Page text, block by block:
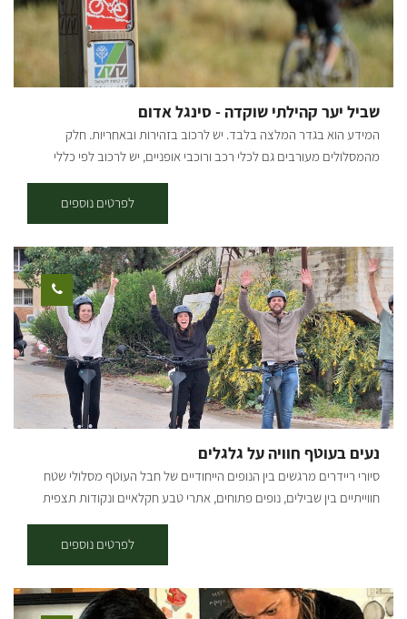
להוביל. בסיום הסדנה כל משתתף יוצא עם יצירה אישית ומזכרת ייחודית
משתתפים | משך הסדנה: כשעתיים | בתיאום מראש * המחיר הסופי יינתן
לאחר שיחה קצרה בהתאם לסוג הסדנה וכמות המשתתפים. **ההשתתפות
columns="4"
ids="29503,29495,29499,30083,30085,30087,30089,30091,30095,30
097,29497,29501"]
שביל יער קהילתי שוקדה - סינגל אדום
המידע הוא בגדר המלצה בלבד. יש לרכוב בזהירות ובאחריות. חלק
מהמסלולים מעורבים גם לכלי רכב ורוכבי אופניים, יש לרכוב לפי כללי
המסלול בק"מ: אורכו 12.5 ק"מ. נקודת התחלה וסיום: בארי (מעגלי, הסינגל
חד-כיווני עם כיוון השעון). תקציר על אזור הטיול: המסלול עובר בפינות
הרחוקות והפורחות ביער שוקדה, הסינגל משולט בשטח באמצעות עמודי
עץ שעליהם לוח קטן בצבע אדום עם רוכב אופניים במרכזו. תקציר
המסלול: יציאה מבארי, נרכב בדרך העפר המקבילה לכביש הכניסה לבארי
לכיוון כביש 232, נחצה וניכנס לדרך מצד ימין, לאחר 200 מ' בפיצול נמשיך
ימינה, אל הסינגל המסומן אדום. סינגל בלווה בעליות, ירידות ומגלשות
טבעיות. בדרך נעבור ונראה את באר עמוקה ובאר אנטיליה. בהמשך
הסינגל עובר מתחת ל232 בצמוד לנחל גרר והמשך חזרה לכיוון בארי. סינגל
כחול + אדום - אורכו 17 ק"מ, בדרגת קושי בינונית-קשה - התחלה בסינגל
הכחול עד לנקודה שבה הוא פוגש את דרך הנוף ונמשיך אל הסינגל האדום,
מדווש ומסלולי אופניים בשטח עם קק"ל
לפרטים נוספים
נעים בעוטף חוויה על גלגלים
סיורי ריידרים מרגשים בין הנופים הייחודיים של חבל העוטף מסלולי שטח
חווייתיים בין שבילים, נופים פתוחים, אתרי טבע חקלאיים ונקודות תצפית
האישית ומהסיפור המקומי והכל באווירה קלילה, מהנה ובטוחה. משך הסיור
בין שעה לשעתיים (בהתאם לבחירה). למי זה מתאים: הרכיבה מגיל 16
ומעלה , ילדים בגילאי 1-4 במושב רתום מאחורה, ילדים בגילאי 5-12 ניתן
להרכיב עם ההורה. * יש להגיע עם נעליים סגורות ולחתום על הצהרת
לפרטים נוספים